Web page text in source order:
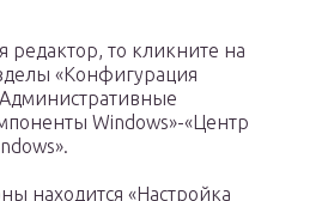
редактор, то кликните на
«Конфигурация
Windows»-«Центр
находится «Настройка